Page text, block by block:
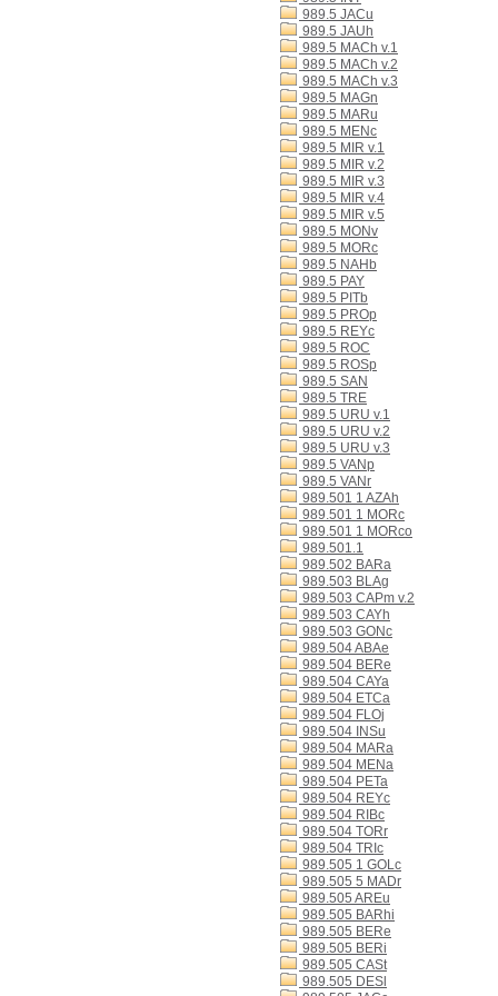
989.5 JACu
989.5 JAUh
989.5 MACh v.1
989.5 MACh v.2
989.5 MACh v.3
989.5 MAGn
989.5 MARu
989.5 MENc
989.5 MIR v.1
989.5 MIR v.2
989.5 MIR v.3
989.5 MIR v.4
989.5 MIR v.5
989.5 MONv
989.5 MORc
989.5 NAHb
989.5 PAY
989.5 PITb
989.5 PROp
989.5 REYc
989.5 ROC
989.5 ROSp
989.5 SAN
989.5 TRE
989.5 URU v.1
989.5 URU v.2
989.5 URU v.3
989.5 VANp
989.5 VANr
989.501 1 AZAh
989.501 1 MORc
989.501 1 MORco
989.501.1
989.502 BARa
989.503 BLAg
989.503 CAPm v.2
989.503 CAYh
989.503 GONc
989.504 ABAe
989.504 BERe
989.504 CAYa
989.504 ETCa
989.504 FLOj
989.504 INSu
989.504 MARa
989.504 MENa
989.504 PETa
989.504 REYc
989.504 RIBc
989.504 TORr
989.504 TRIc
989.505 1 GOLc
989.505 5 MADr
989.505 AREu
989.505 BARhi
989.505 BERe
989.505 BERi
989.505 CASt
989.505 DESl